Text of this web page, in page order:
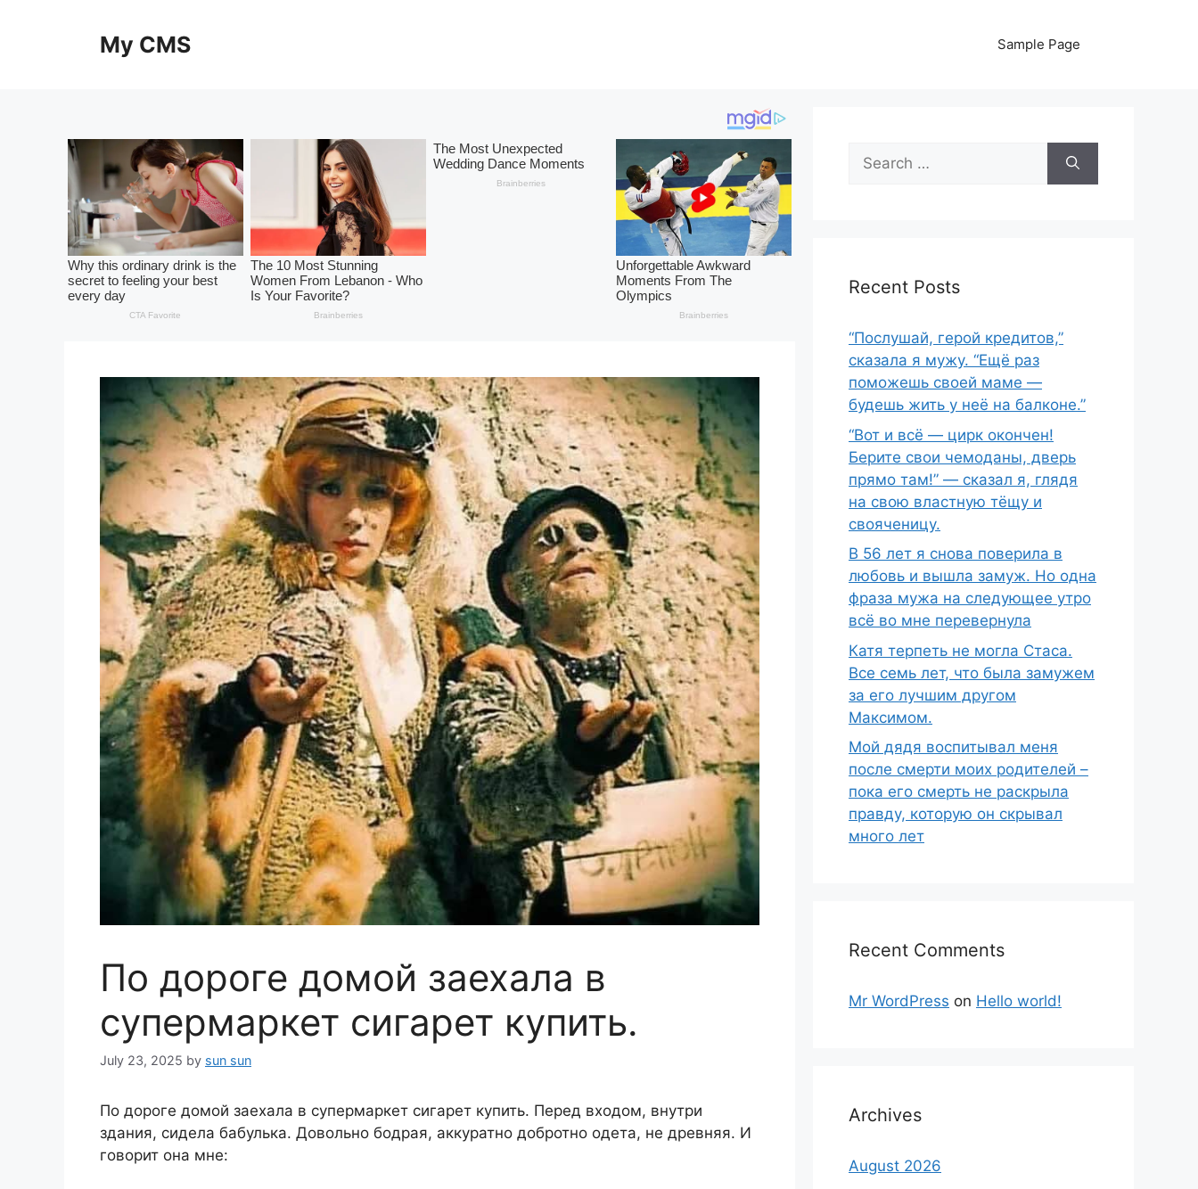
My CMS Sample Page
По дороге домой заехала в
супермаркет сигарет купить.
July 23, 2025 by sun sun
По дороге домой заехала в супермаркет сигарет купить. Перед входом, внутри
здания, сидела бабулька. Довольно бодрая, аккуратно добротно одета, не древняя. И
говорит она мне:
Search
for:
Recent Posts
“Послушай, герой кредитов,”
сказала я мужу. “Ещё раз
поможешь своей маме —
будешь жить у неё на балконе.”
“Вот и всё — цирк окончен!
Берите свои чемоданы, дверь
прямо там!” — сказал я, глядя
на свою властную тёщу и
свояченицу.
В 56 лет я снова поверила в
любовь и вышла замуж. Но одна
фраза мужа на следующее утро
всё во мне перевернула
Катя терпеть не могла Стаса.
Все семь лет, что была замужем
за его лучшим другом
Максимом.
Мой дядя воспитывал меня
после смерти моих родителей –
пока его смерть не раскрыла
правду, которую он скрывал
много лет
Recent Comments
Mr WordPress on Hello world!
Archives
August 2026